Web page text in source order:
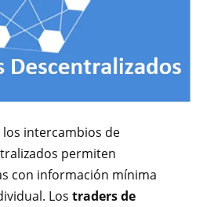
los intercambios de
permiten
con información mínima
Los traders de